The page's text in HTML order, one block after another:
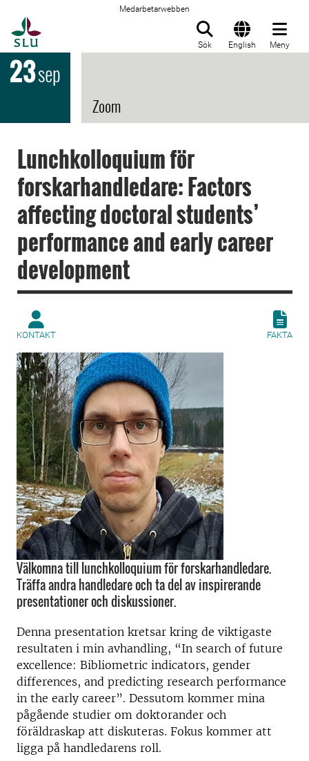
Medarbetarwebben
Sök English Meny
23sep
Zoom
Lunchkolloquium för
forskarhandledare: Factors
affecting doctoral students’
performance and early career
development
KONTAKT FAKTA
Välkomna till lunchkolloquium för forskarhandledare.
Träffa andra handledare och ta del av inspirerande
presentationer och diskussioner.
Denna presentation kretsar kring de viktigaste
resultaten i min avhandling, “In search of future
excellence: Bibliometric indicators, gender
differences, and predicting research performance
in the early career”. Dessutom kommer mina
pågående studier om doktorander och
föräldraskap att diskuteras. Fokus kommer att
ligga på handledarens roll.